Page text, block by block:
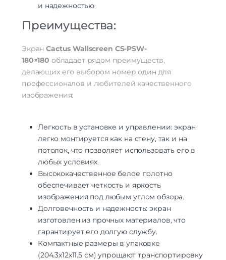
и надежностью
Преимущества:
ЭкранCactus Wallscreen CS-PSW-
180×180 обладает рядом преимуществ,
делающих его выбором номер один для
профессионалов и любителей качественного
изображения:
Легкость в установке и управлении: экран
легко монтируется как на стену, так и на
потолок, что позволяет использовать его в
любых условиях.
Высококачественное белое полотно
обеспечивает четкость и яркость
изображения под любым углом обзора.
Долговечность и надежность: экран
изготовлен из прочных материалов, что
гарантирует его долгую службу.
Компактные размеры в упаковке
(204.3x12x11.5 см) упрощают транспортировку